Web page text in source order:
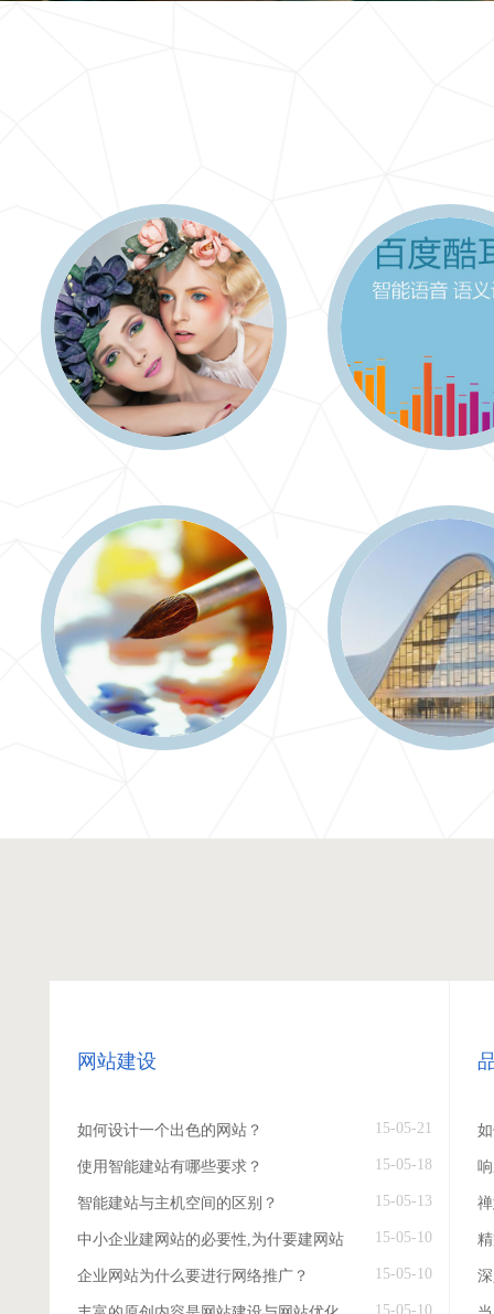
网站建设
如何设计一个出色的网站？ 15-05-21
使用智能建站有哪些要求？ 15-05-18
智能建站与主机空间的区别？ 15-05-13
中小企业建网站的必要性,为什要建网站 15-05-10
企业网站为什么要进行网络推广？ 15-05-10
15-05-10